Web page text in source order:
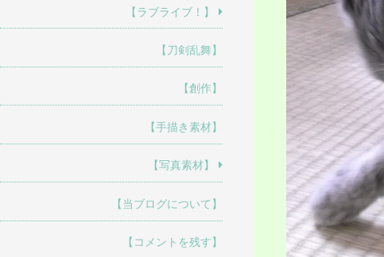
【ラブライブ！】
【刀剣乱舞】
【創作】
【手描き素材】
【写真素材】
【当ブログについて】
【コメントを残す】